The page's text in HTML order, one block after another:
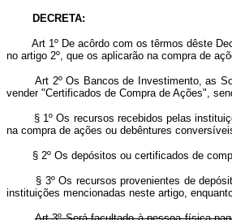
DECRETA:
Art 1º De acôrdo com os têrmos dêste
no artigo 2º, que os aplicarão na compra de
Art 2º Os Bancos de Investimento, as
vender "Certificados de Compra de Ações",
§ 1º Os recursos recebidos pelas
na compra de ações ou debêntures
§ 2º Os depósitos ou certificados de
§ 3º Os recursos provenientes de
instituições mencionadas neste artigo,